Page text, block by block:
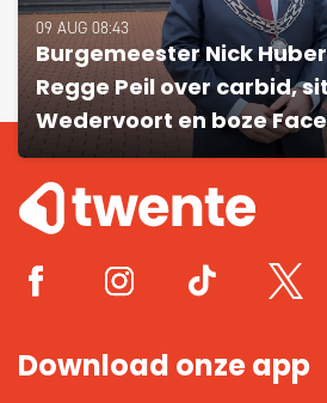
09 AUG 08:43
Burgemeester Nick
Regge Peil over carbid,
Wedervoort en boze
Download onze app